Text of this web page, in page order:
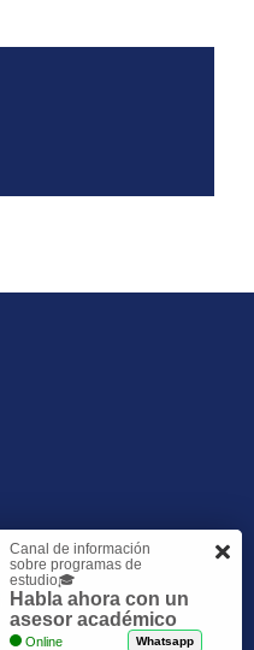
Canal de información
sobre programas de
estudio🎓
Habla ahora con un
asesor académico
Online Whatsapp